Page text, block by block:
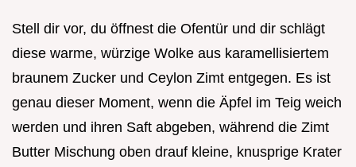
Stell dir vor, du öffnest die Ofentür und dir schlägt
diese warme, würzige Wolke aus karamellisiertem
braunem Zucker und Ceylon Zimt entgegen. Es ist
genau dieser Moment, wenn die Äpfel im Teig weich
werden und ihren Saft abgeben, während die Zimt
Butter Mischung oben drauf kleine, knusprige Krater